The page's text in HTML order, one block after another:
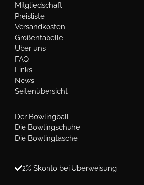
Mitgliedschaft
Preisliste
Versandkosten
Größentabelle
Über uns
FAQ
Links
News
Seitenübersicht
Der Bowlingball
Die Bowlingschuhe
Die Bowlingtasche
2% Skonto bei Überweisung